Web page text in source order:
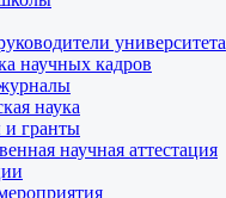
университета
научных кадров
наука
гранты
научная аттестация